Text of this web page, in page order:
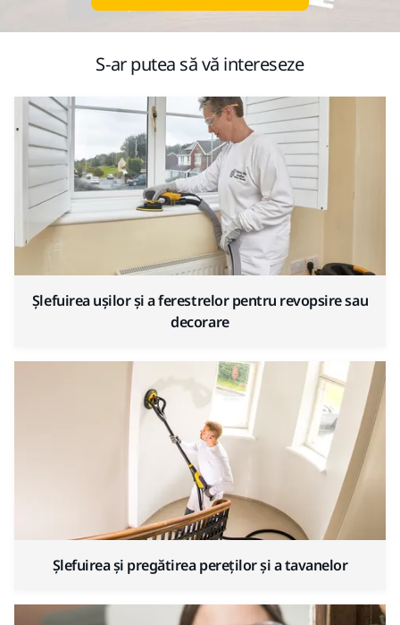
S-ar putea să vă intereseze
Șlefuirea ușilor și a ferestrelor pentru revopsire sau
decorare
Șlefuirea și pregătirea pereților și a tavanelor